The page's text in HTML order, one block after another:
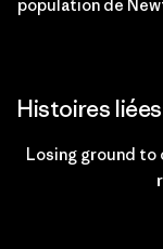
population de
Histoires liées
Losing ground to